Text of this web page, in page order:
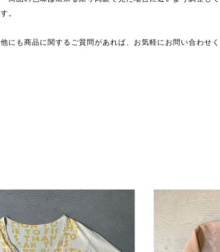
す。
他にも商品に関するご質問があれば、お気軽にお問い合わせく